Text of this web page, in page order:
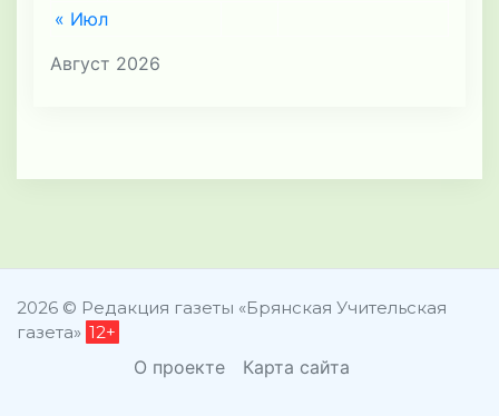
Август 2026
« Июл
2026 © Редакция газеты «Брянская Учительская
газета» 12+
О проекте Карта сайта